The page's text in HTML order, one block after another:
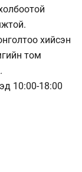
хийсэн
том
10:00-18:00